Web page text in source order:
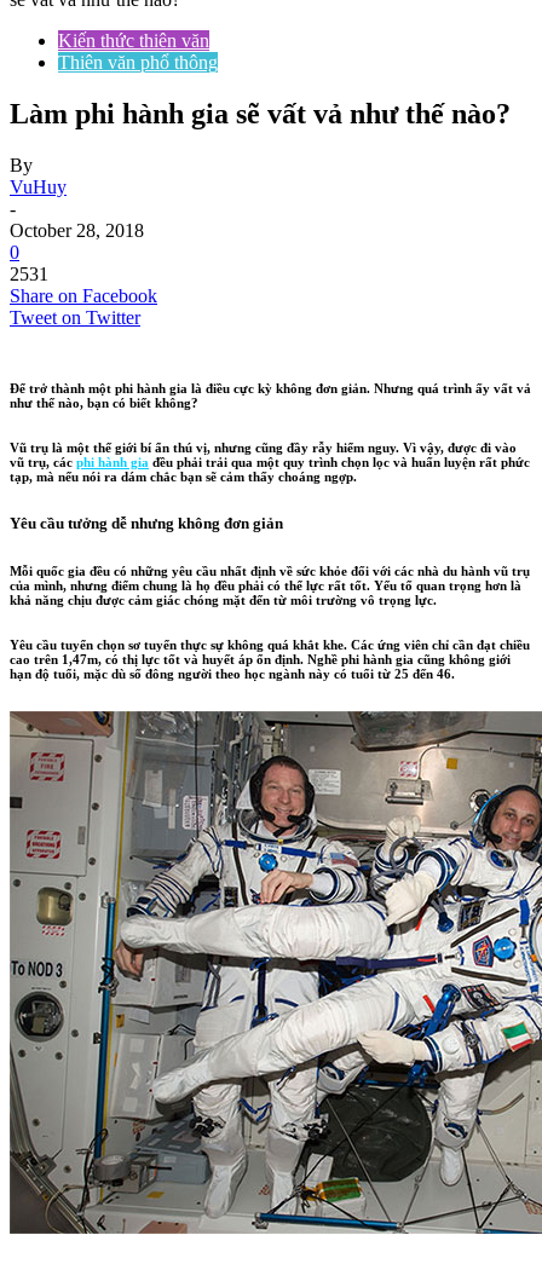
Kiến thức thiên văn
Thiên văn phổ thông
Làm phi hành gia sẽ vất vả như thế nào?
By
VuHuy
-
October 28, 2018
0
2531
Share on Facebook
Tweet on Twitter
Để trở thành một phi hành gia là điều cực kỳ không đơn giản. Nhưng quá trình ấy vất vả
như thế nào, bạn có biết không?
Vũ trụ là một thế giới bí ẩn thú vị, nhưng cũng đầy rẫy hiểm nguy. Vì vậy, được đi vào
vũ trụ, các phi hành gia đều phải trải qua một quy trình chọn lọc và huấn luyện rất phức
tạp, mà nếu nói ra dám chắc bạn sẽ cảm thấy choáng ngợp.
Yêu cầu tưởng dễ nhưng không đơn giản
Mỗi quốc gia đều có những yêu cầu nhất định về sức khỏe đối với các nhà du hành vũ trụ
của mình, nhưng điểm chung là họ đều phải có thể lực rất tốt. Yếu tố quan trọng hơn là
khả năng chịu được cảm giác chóng mặt đến từ môi trường vô trọng lực.
Yêu cầu tuyển chọn sơ tuyển thực sự không quá khắt khe. Các ứng viên chỉ cần đạt chiều
cao trên 1,47m, có thị lực tốt và huyết áp ổn định. Nghề phi hành gia cũng không giới
hạn độ tuổi, mặc dù số đông người theo học ngành này có tuổi từ 25 đến 46.